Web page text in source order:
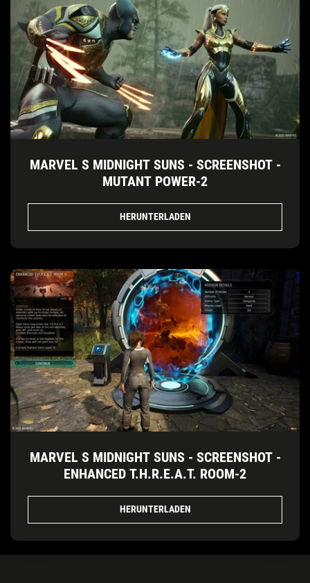
MARVEL S MIDNIGHT SUNS - SCREENSHOT -
MUTANT POWER-2
HERUNTERLADEN
MARVEL S MIDNIGHT SUNS - SCREENSHOT -
ENHANCED T.H.R.E.A.T. ROOM-2
HERUNTERLADEN